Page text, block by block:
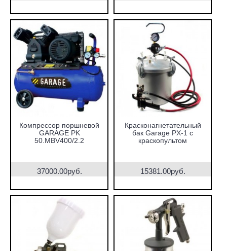
Компрессор поршневой
GARAGE PK
50.MBV400/2.2
37000.00руб.
Красконагнетательный
бак Garage PX-1 с
краскопультом
15381.00руб.